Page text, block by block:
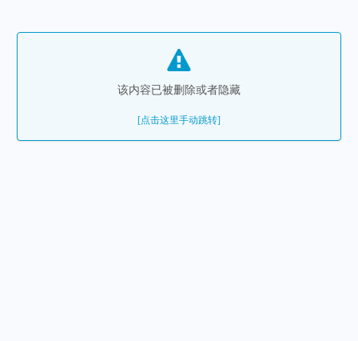
该内容已被删除或者隐藏
[点击这里手动跳转]